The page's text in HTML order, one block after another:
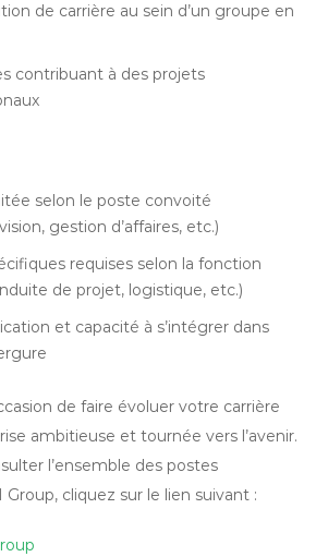
de carrière au sein d’un groupe en
contribuant à des projets
selon le poste convoité
gestion d’affaires, etc.)
requises selon la fonction
de projet, logistique, etc.)
et capacité à s’intégrer dans
de faire évoluer votre carrière
ambitieuse et tournée vers l’avenir.
l’ensemble des postes
cliquez sur le lien suivant :